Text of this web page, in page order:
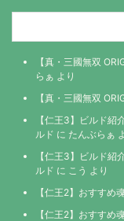
【真・三國無双
らぁ より
【真・三國無双
【仁王3】ビルド
ルド に たんぶらぁ
【仁王3】ビルド
ルド に こう より
【仁王2】おすすめ
【仁王2】おすすめ